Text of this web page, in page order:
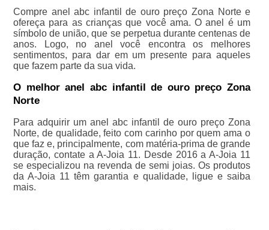
Compre anel abc infantil de ouro preço Zona Norte e
ofereça para as crianças que você ama. O anel é um
símbolo de união, que se perpetua durante centenas de
anos. Logo, no anel você encontra os melhores
sentimentos, para dar em um presente para aqueles
que fazem parte da sua vida.
O melhor anel abc infantil de ouro preço Zona
Norte
Para adquirir um anel abc infantil de ouro preço Zona
Norte, de qualidade, feito com carinho por quem ama o
que faz e, principalmente, com matéria-prima de grande
duração, contate a A-Joia 11. Desde 2016 a A-Joia 11
se especializou na revenda de semi joias. Os produtos
da A-Joia 11 têm garantia e qualidade, ligue e saiba
mais.